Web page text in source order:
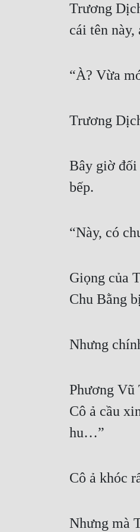
Trương
cái tên
“À? Vừa
Trương
Bây giờ đối
bếp.
“Này, có
Giọng của
Chu Bằng
Nhưng
Phương Vũ
Cô ả cầu
hu…”
Cô ả khóc
Nhưng mà